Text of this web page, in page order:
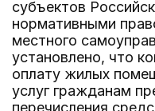
субъектов
нормативными
местного
установлено, что
оплату жилых
услуг гражданам
перечисления